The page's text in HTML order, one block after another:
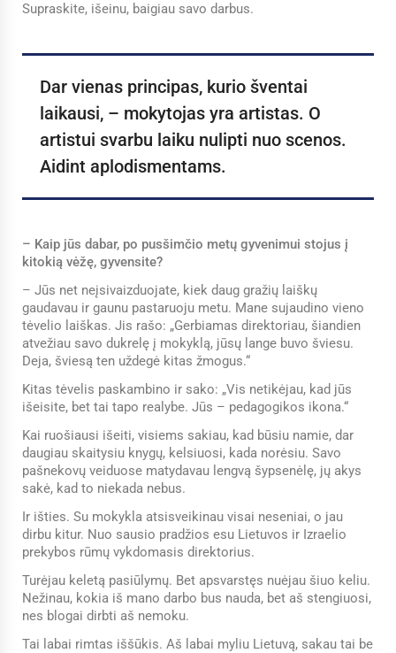
Supraskite, išeinu, baigiau savo darbus.
Dar vienas principas, kurio šventai
laikausi, – mokytojas yra artistas. O
artistui svarbu laiku nulipti nuo scenos.
Aidint aplodismentams.
– Kaip jūs dabar, po pusšimčio metų gyvenimui stojus į
kitokią vėžę, gyvensite?
– Jūs net neįsivaizduojate, kiek daug gražių laiškų
gaudavau ir gaunu pastaruoju metu. Mane sujaudino vieno
tėvelio laiškas. Jis rašo: „Gerbiamas direktoriau, šiandien
atvežiau savo dukrelę į mokyklą, jūsų lange buvo šviesu.
Deja, šviesą ten uždegė kitas žmogus.“
Kitas tėvelis paskambino ir sako: „Vis netikėjau, kad jūs
išeisite, bet tai tapo realybe. Jūs – pedagogikos ikona.“
Kai ruošiausi išeiti, visiems sakiau, kad būsiu namie, dar
daugiau skaitysiu knygų, kelsiuosi, kada norėsiu. Savo
pašnekovų veiduose matydavau lengvą šypsenėlę, jų akys
sakė, kad to niekada nebus.
Ir išties. Su mokykla atsisveikinau visai neseniai, o jau
dirbu kitur. Nuo sausio pradžios esu Lietuvos ir Izraelio
prekybos rūmų vykdomasis direktorius.
Turėjau keletą pasiūlymų. Bet apsvarstęs nuėjau šiuo keliu.
Nežinau, kokia iš mano darbo bus nauda, bet aš stengiuosi,
nes blogai dirbti aš nemoku.
Tai labai rimtas iššūkis. Aš labai myliu Lietuvą, sakau tai be